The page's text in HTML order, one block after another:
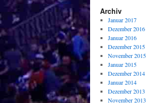
Archiv
Januar 2017
Dezember 2016
Januar 2016
Dezember 2015
November 2015
Januar 2015
Dezember 2014
Januar 2014
Dezember 2013
November 2013